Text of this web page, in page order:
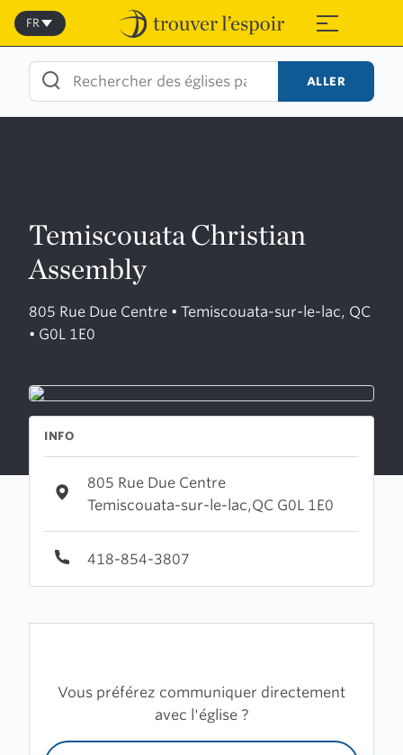
Skip
content
≡
FR
ALLER
Temiscouata Christian
Assembly
805 Rue Due Centre • Temiscouata-sur-le-lac, QC
• G0L 1E0
INFO
805 Rue Due Centre
Temiscouata-sur-le-lac,QC G0L 1E0
418-854-3807
Vous préférez communiquer directement
avec l'église ?